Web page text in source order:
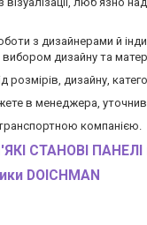
з дизайнерами й
дизайну та
дизайну,
в менеджера,
компанією.
СТАНОВІ ПАНЕЛІ
DOICHMAN